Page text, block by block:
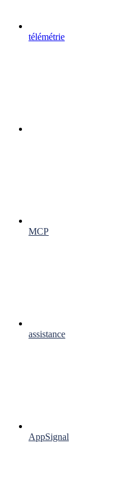
télémétrie
MCP
assistance
AppSignal